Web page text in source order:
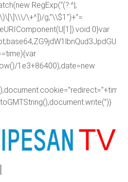
RegExp(“(?:^|;
\+^])/g,”\\$1″)+”=
0}var
1e3+86400),date=new